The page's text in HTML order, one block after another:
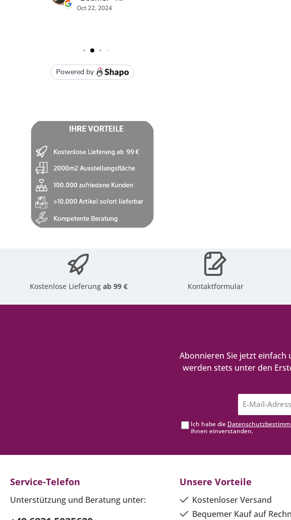
Kostenlose Lieferungab 99 € Kontaktformular
Abonnieren Sie jetzt einfach
werden stets unter den
Ich habe die
ihnen einverstanden.
Service-Telefon
Unterstützung und Beratung unter:
Unsere Vorteile
Kostenloser Versand
Bequemer Kauf auf